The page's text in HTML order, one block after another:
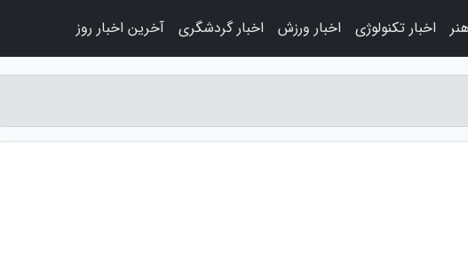
اخبار تکنولوژی اخبار ورزش اخبار گردشگری آخرین اخبار روز